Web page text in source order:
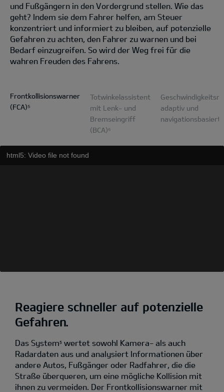
und Fußgängern in den Vordergrund stellen. Wie das
geht? Indem sie dem Fahrer helfen, am Steuer
konzentriert und informiert zu bleiben, auf potenzielle
Gefahren zu achten, den Fahrer zu warnen und bei
Bedarf einzugreifen. So wird der Weg frei für die
wahren Freuden des Fahrens.
Frontkollisionswarner
(FCA)⁵
Totwinkelassistent
mit Lenk- und
Bremseingriff
(BCA)⁶
adaptiv und
navigationsbasiert
html5: Video file not found
Reagiere schneller auf potenzielle
Gefahren.
Das System 5 wertet sowohl Kamera- als auch
Radardaten aus und analysiert Informationen über
andere Autos, Fußgänger oder Radfahrer, die die
Straße überqueren, um eine mögliche Kollision mit
ihnen zu vermeiden. Der Frontkollisionswarner mit